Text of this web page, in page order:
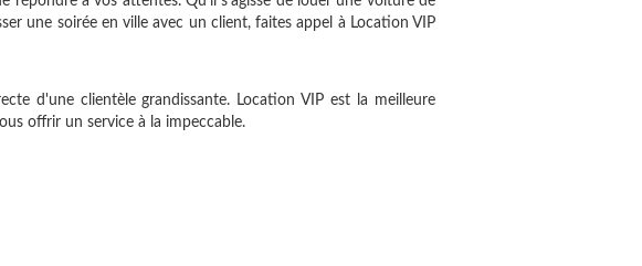
une soirée en ville avec un client, faites appel à Location VIP
d'une clientèle grandissante. Location VIP est la meilleure
offrir un service à la impeccable.